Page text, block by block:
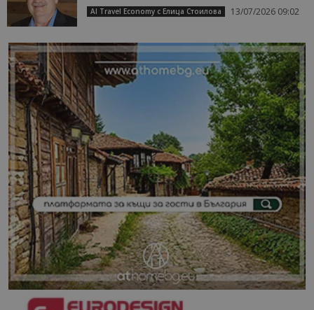
AI Travel Economy с Елица Стоилова 13/07/2026 09:02